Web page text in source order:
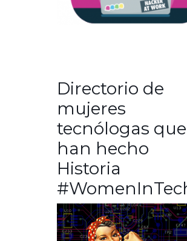
Directorio de
mujeres
tecnólogas que
han hecho
Historia